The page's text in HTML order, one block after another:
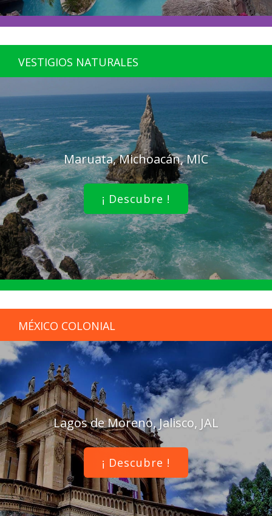
VESTIGIOS NATURALES
Maruata, Michoacán, MIC
¡ Descubre !
MÉXICO COLONIAL
Lagos de Moreno, Jalisco, JAL
¡ Descubre !